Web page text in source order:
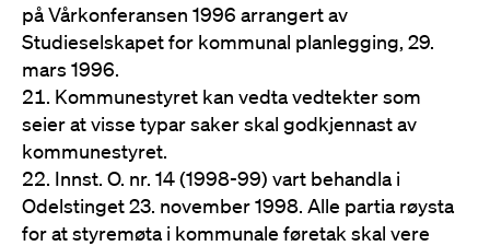
på Vårkonferansen 1996 arrangert av
Studieselskapet for kommunal planlegging, 29.
mars 1996.
Kommunestyret kan vedta vedtekter som
seier at visse typar saker skal godkjennast av
kommunestyret.
Innst. O. nr. 14 (1998-99) vart behandla i
Odelstinget 23. november 1998. Alle partia røysta
for at styremøta i kommunale føretak skal vere